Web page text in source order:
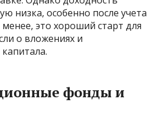
низка, особенно после учета
это хороший старт для
о вложениях и
фонды и